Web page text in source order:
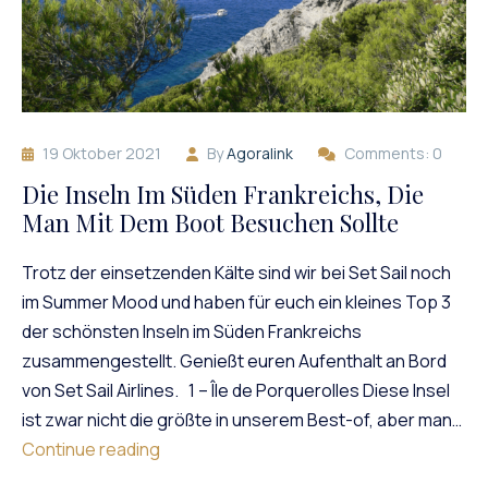
19 Oktober 2021 ByAgoralink Comments: 0
Die Inseln Im Süden Frankreichs, Die
Man Mit Dem Boot Besuchen Sollte
Trotz der einsetzenden Kälte sind wir bei Set Sail noch
im Summer Mood und haben für euch ein kleines Top 3
der schönsten Inseln im Süden Frankreichs
zusammengestellt. Genießt euren Aufenthalt an Bord
von Set Sail Airlines. 1 – Île de Porquerolles Diese Insel
ist zwar nicht die größte in unserem Best-of, aber man…
Continue reading